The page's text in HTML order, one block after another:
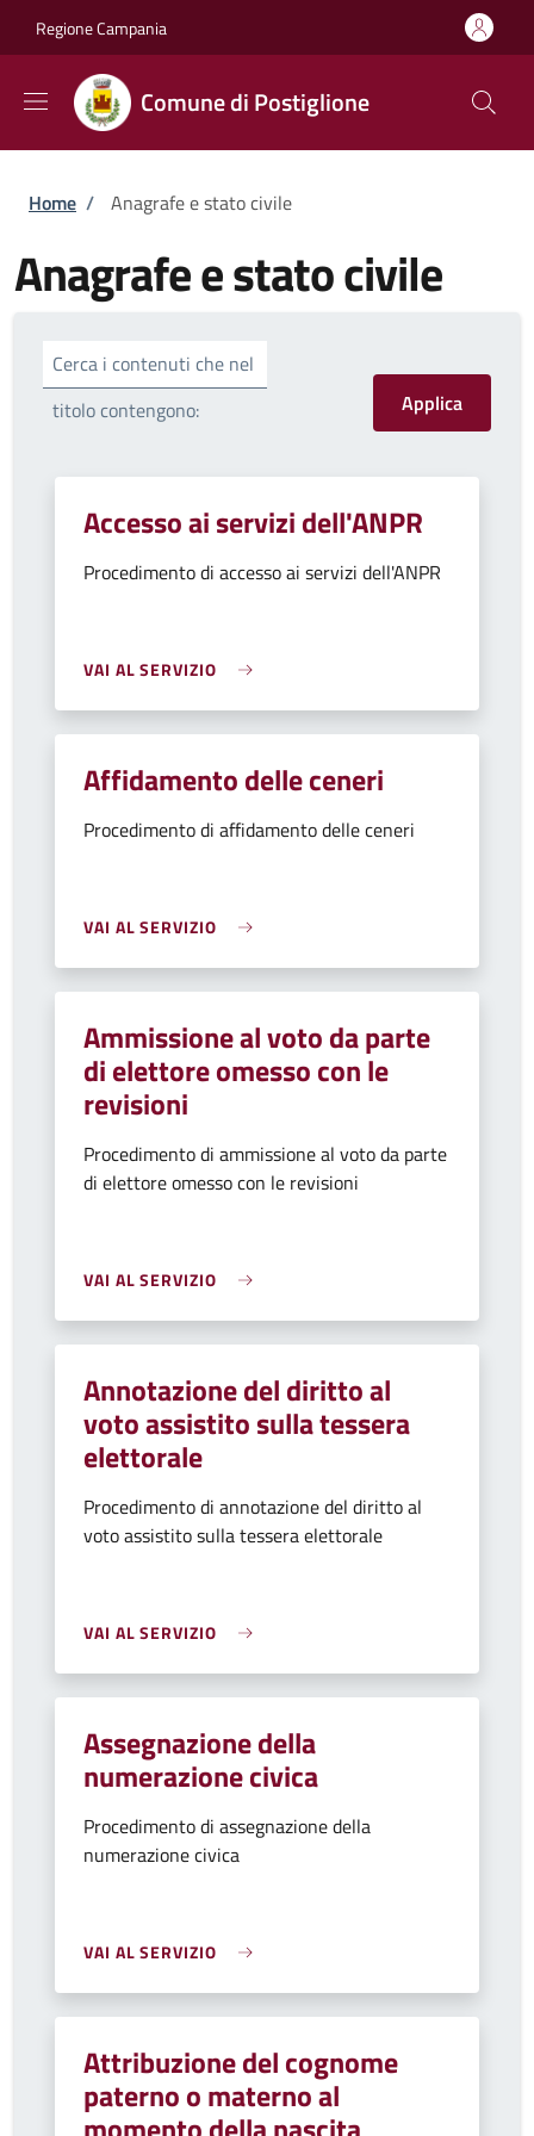
Regione Campania
Comune di Postiglione
Briciole di pane
Home / Anagrafe e stato civile
Anagrafe e stato civile
Cerca i contenuti che nel
titolo contengono:
Accesso ai servizi dell'ANPR
Procedimento di accesso ai servizi dell'ANPR
VAI AL SERVIZIO
Affidamento delle ceneri
Procedimento di affidamento delle ceneri
VAI AL SERVIZIO
Ammissione al voto da parte
di elettore omesso con le
revisioni
Procedimento di ammissione al voto da parte
di elettore omesso con le revisioni
VAI AL SERVIZIO
Annotazione del diritto al
voto assistito sulla tessera
elettorale
Procedimento di annotazione del diritto al
voto assistito sulla tessera elettorale
VAI AL SERVIZIO
Assegnazione della
numerazione civica
Procedimento di assegnazione della
numerazione civica
VAI AL SERVIZIO
Attribuzione del cognome
paterno o materno al